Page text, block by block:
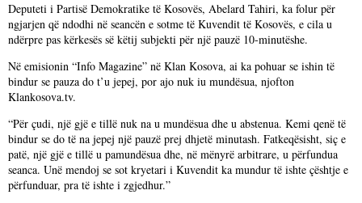
Deputeti i Partisë Demokratike të Kosovës, Abelard Tahiri, ka folur për
ngjarjen që ndodhi në seancën e sotme të Kuvendit të Kosovës, e cila u
ndërpre pas kërkesës së këtij subjekti për një pauzë 10-minutëshe.
Në emisionin “Info Magazine” në Klan Kosova, ai ka pohuar se ishin të
bindur se pauza do t’u jepej, por ajo nuk iu mundësua, njofton
Klankosova.tv.
“Për çudi, një gjë e tillë nuk na u mundësua dhe u abstenua. Kemi qenë të
bindur se do të na jepej një pauzë prej dhjetë minutash. Fatkeqësisht, siç e
patë, një gjë e tillë u pamundësua dhe, në mënyrë arbitrare, u përfundua
seanca. Unë mendoj se sot kryetari i Kuvendit ka mundur të ishte çështje e
përfunduar, pra të ishte i zgjedhur.”